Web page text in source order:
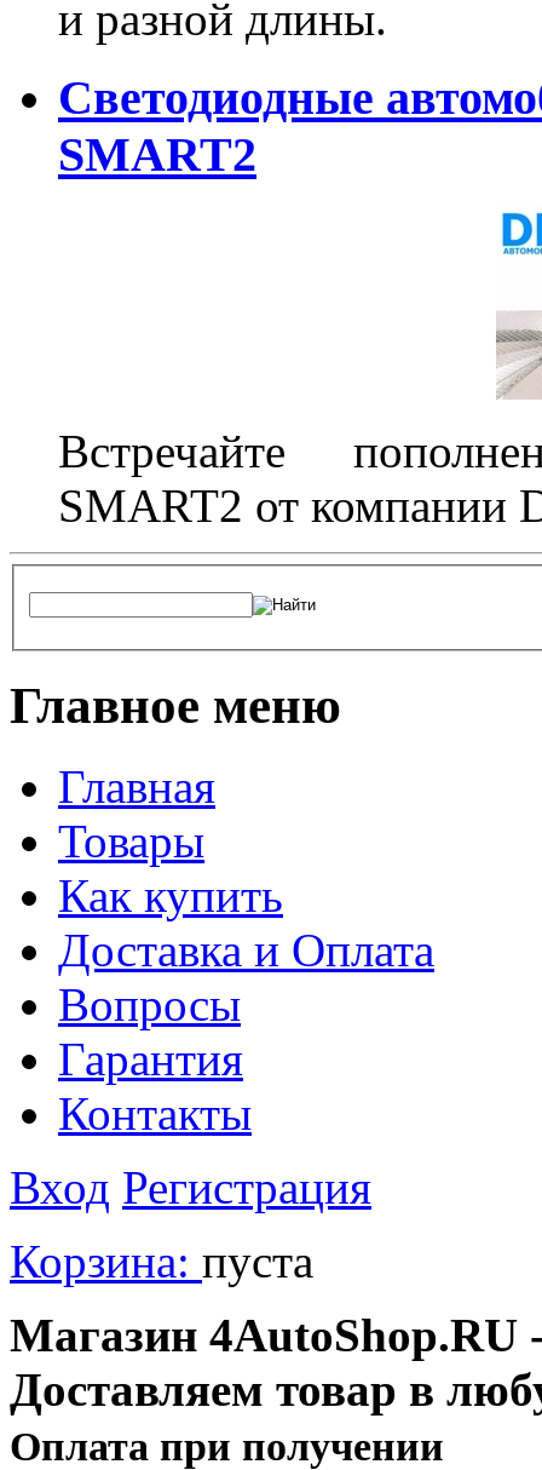
и разной длины.
Светодиодные
SMART2
Встречайте
SMART2 от компании
Главное меню
Главная
Товары
Как купить
Доставка и Оплата
Вопросы
Гарантия
Контакты
Вход Регистрация
Корзина: пуста
Магазин 4AutoShop.RU
Доставляем товар в
Оплата при получении